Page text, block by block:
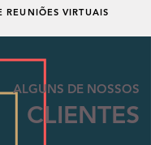
REUNIÕES VIRTUAIS
ALGUNS DE NOSSOS
CLIENTES